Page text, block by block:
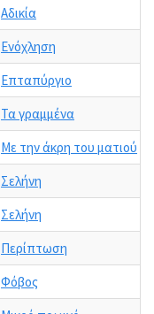
Αδικία
Ενόχληση
Επταπύργιο
Τα γραμμένα
Με την άκρη του ματιού
Σελήνη
Σελήνη
Περίπτωση
Φόβος